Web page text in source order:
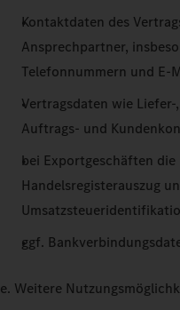
Kontaktdaten des
Ansprechpartner,
Telefonnummern und E-
Vertragsdaten wie
Auftrags- und
bei Exportgeschäften die
Handelsregisterauszug
ggf.
e. Weitere